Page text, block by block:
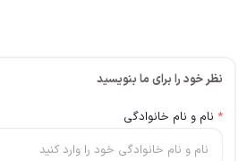
نظر خود را برای ما بنویسید
* نام و نام خانوادگی